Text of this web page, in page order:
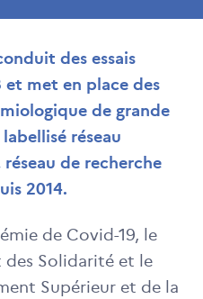
des essais
et met en place des
de grande
réseau
réseau de recherche
2014.
de Covid-19, le
des Solidarité et le
Supérieur et de la